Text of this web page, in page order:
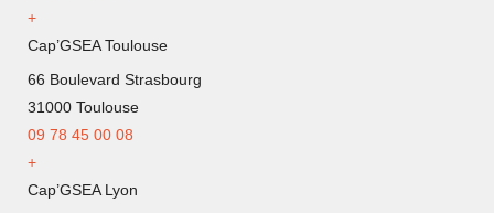
+
Cap’GSEA Toulouse
66 Boulevard Strasbourg
31000 Toulouse
09 78 45 00 08
+
Cap’GSEA Lyon